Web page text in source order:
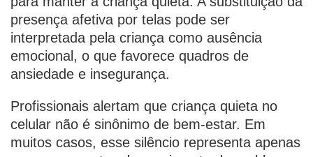
presença afetiva por telas pode ser
interpretada pela criança como ausência
emocional, o que favorece quadros de
ansiedade e insegurança.
Profissionais alertam que criança quieta no
celular não é sinônimo de bem-estar. Em
muitos casos, esse silêncio representa apenas